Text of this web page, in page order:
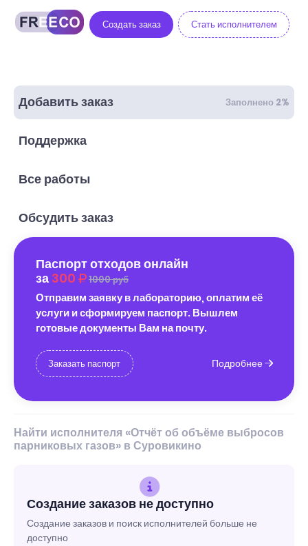
Создать заказ Стать исполнителем
Добавить заказ Заполнено 2%
Поддержка
Все работы
Обсудить заказ
Паспорт отходов онлайн
за 300 1000 руб
Отправим заявку в лабораторию, оплатим её
услуги и сформируем паспорт. Вышлем
готовые документы Вам на почту.
Заказать паспорт Подробнее
Найти исполнителя «Отчёт об объёме выбросов
парниковых газов» в Суровикино
Создание заказов не доступно
Создание заказов и поиск исполнителей больше не
доступно